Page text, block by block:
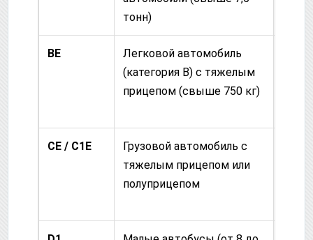
тонн)
BE
Легковой автомобиль
(категория B) с тяжелым
прицепом (свыше 750 кг)
CE / C1E
Грузовой автомобиль с
тяжелым прицепом или
полуприцепом